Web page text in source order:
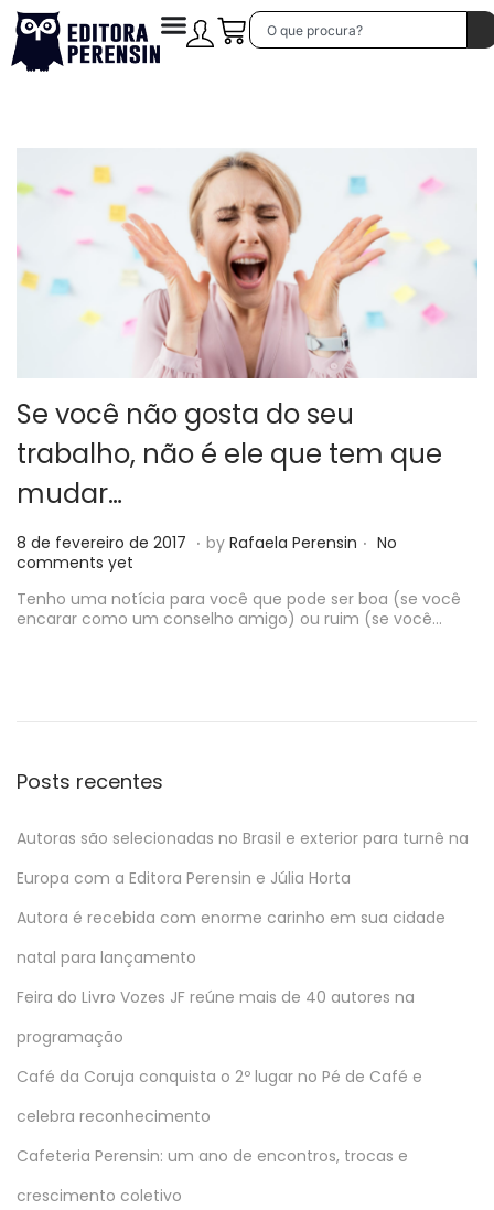
Se você não gosta do seu
trabalho, não é ele que tem que
mudar…
P
o
t
e
8 de fevereiro de 2017 2
e
m
. by Rafaela Perensin . No
comments yet
Tenho uma notícia para você que pode ser boa (se você
encarar como um conselho amigo) ou ruim (se você…
Posts recentes
Autoras são selecionadas no Brasil e exterior para turnê na
Europa com a Editora Perensin e Júlia Horta
Autora é recebida com enorme carinho em sua cidade
natal para lançamento
Feira do Livro Vozes JF reúne mais de 40 autores na
programação
Café da Coruja conquista o 2º lugar no Pé de Café e
celebra reconhecimento
Cafeteria Perensin: um ano de encontros, trocas e
crescimento coletivo